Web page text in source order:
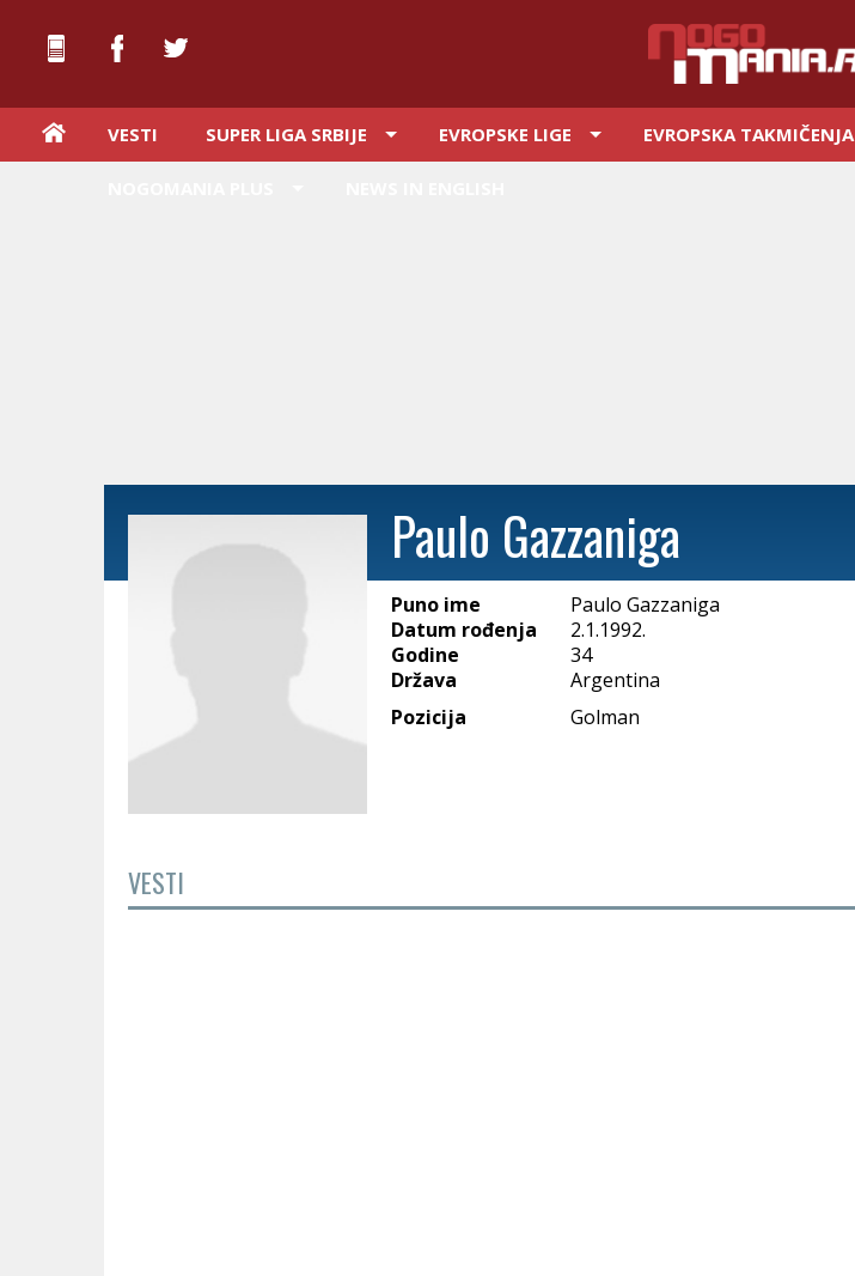
VESTI SUPER LIGA SRBIJE EVROPSKE LIGE EVROPSKA TAKMIČENJA
Paulo Gazzaniga
Puno ime
Paulo Gazzaniga
Datum rođenja
2.1.1992.
Godine
34
Država
Argentina
Pozicija
Golman
VESTI